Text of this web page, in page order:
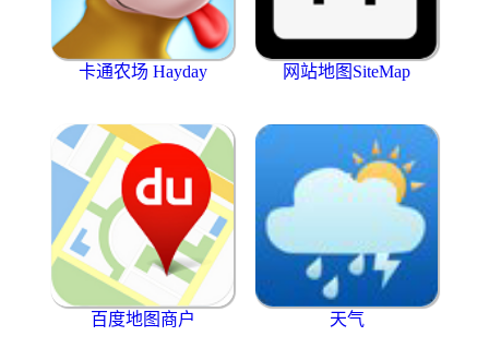
卡通农场 Hayday 网站地图SiteMap
百度地图商户 天气